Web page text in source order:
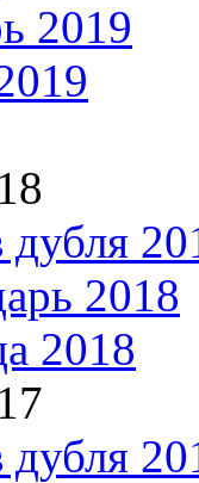
2019
дубля
2018
2018
дубля